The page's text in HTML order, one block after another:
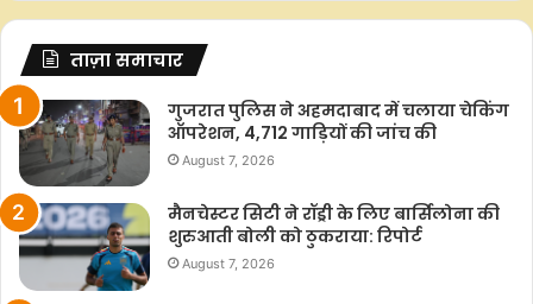
ताज़ा समाचार
गुजरात पुलिस ने अहमदाबाद में चलाया चेकिंग
ऑपरेशन, 4,712 गाड़ियों की जांच की
August 7, 2026
मैनचेस्टर सिटी ने रॉड्री के लिए बार्सिलोना की
शुरुआती बोली को ठुकराया: रिपोर्ट
August 7, 2026